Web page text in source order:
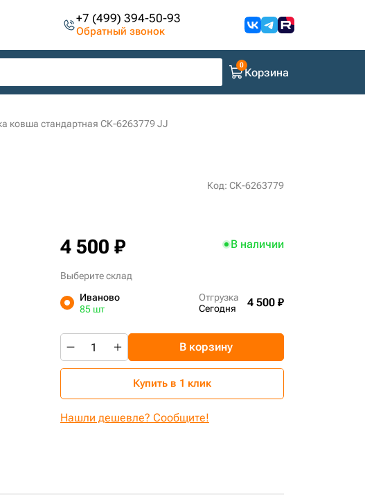
+7 (499) 394-50-93
Обратный звонок
Корзина
ковша стандартная СК-6263779 JJ
Код: СК-6263779
4 500 ₽ В наличии
Выберите склад
Иваново
85 шт
Отгрузка
Сегодня
4 500 ₽
В корзину
Купить в 1 клик
Нашли дешевле? Сообщите!